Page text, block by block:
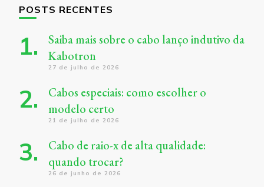
POSTS RECENTES
Saiba mais sobre o cabo lanço indutivo da
Kabotron
27 de julho de 2026
Cabos especiais: como escolher o
modelo certo
21 de julho de 2026
Cabo de raio-x de alta qualidade:
quando trocar?
26 de junho de 2026